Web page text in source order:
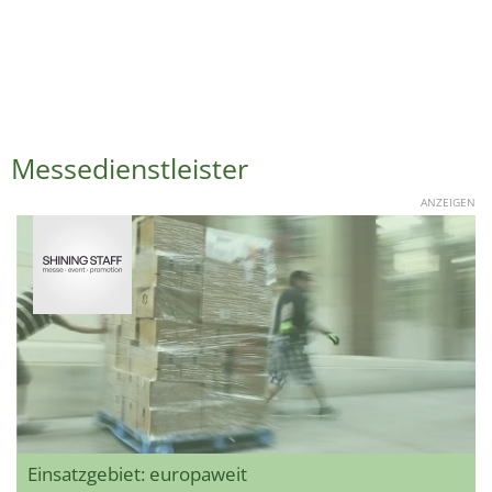
Messedienstleister
ANZEIGEN
Einsatzgebiet: europaweit